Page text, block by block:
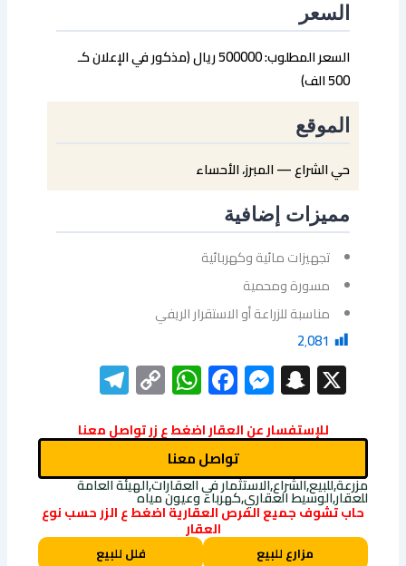
السعر
السعر المطلوب: 500000 ريال (مذكور في الإعلان كـ
500 الف)
الموقع
حي الشراع — المبرز، الأحساء
مميزات إضافية
تجهيزات مائية وكهربائية
مسورة ومحمية
مناسبة للزراعة أو الاستقرار الريفي
2٬081
X
Snapchat
Messenger
Facebook
WhatsApp
Copy
Link
للإستفسار عن العقار اضغط ع زر تواصل معنا
تواصل معنا
مزرعة,للبيع,الشراع,الاستثمار في العقارات,الهيئة العامة
للعقار,الوسيط العقاري,كهرباء وعيون مياه
حاب تشوف جميع الفرص العقارية اضغط ع الزر حسب نوع
العقار
مزارع للبيع فلل للبيع